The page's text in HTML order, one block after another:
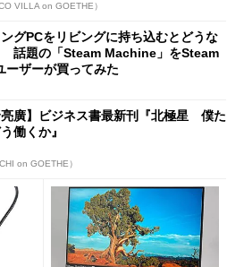
VILLA on GOETHE）
グPCをリビングに持ち込むとどうな
話題の「Steam Machine」をSteam
ーザーが買ってみた
亮廣】ビジネス書最新刊『北極星 僕た
働くか』
on GOETHE）